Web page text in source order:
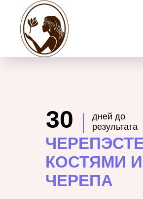
КОСТЯМИ
ЧЕРЕПА
дней до
результата
30